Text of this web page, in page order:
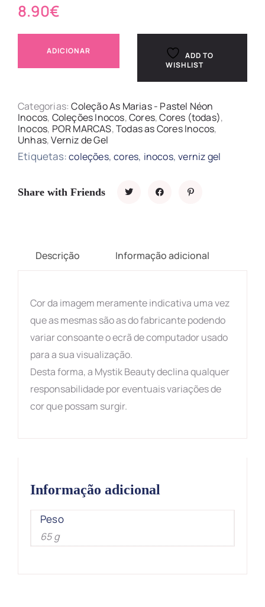
8.90€
ADICIONAR
ADD TO
WISHLIST
Categorias:Coleção As Marias - Pastel Néon
Inocos, Coleções Inocos,Cores,Cores (todas),
Inocos, POR MARCAS,Todas as Cores Inocos,
Unhas,Verniz de Gel
Etiquetas:coleções,cores, inocos,verniz gel
Share with Friends
Descrição Informação adicional
Cor da imagem meramente indicativa uma vez
que as mesmas são as do fabricante podendo
variar consoante o ecrã de computador usado
para a sua visualização.
Desta forma, a Mystik Beauty declina qualquer
responsabilidade por eventuais variações de
cor que possam surgir.
Informação adicional
Peso
65 g